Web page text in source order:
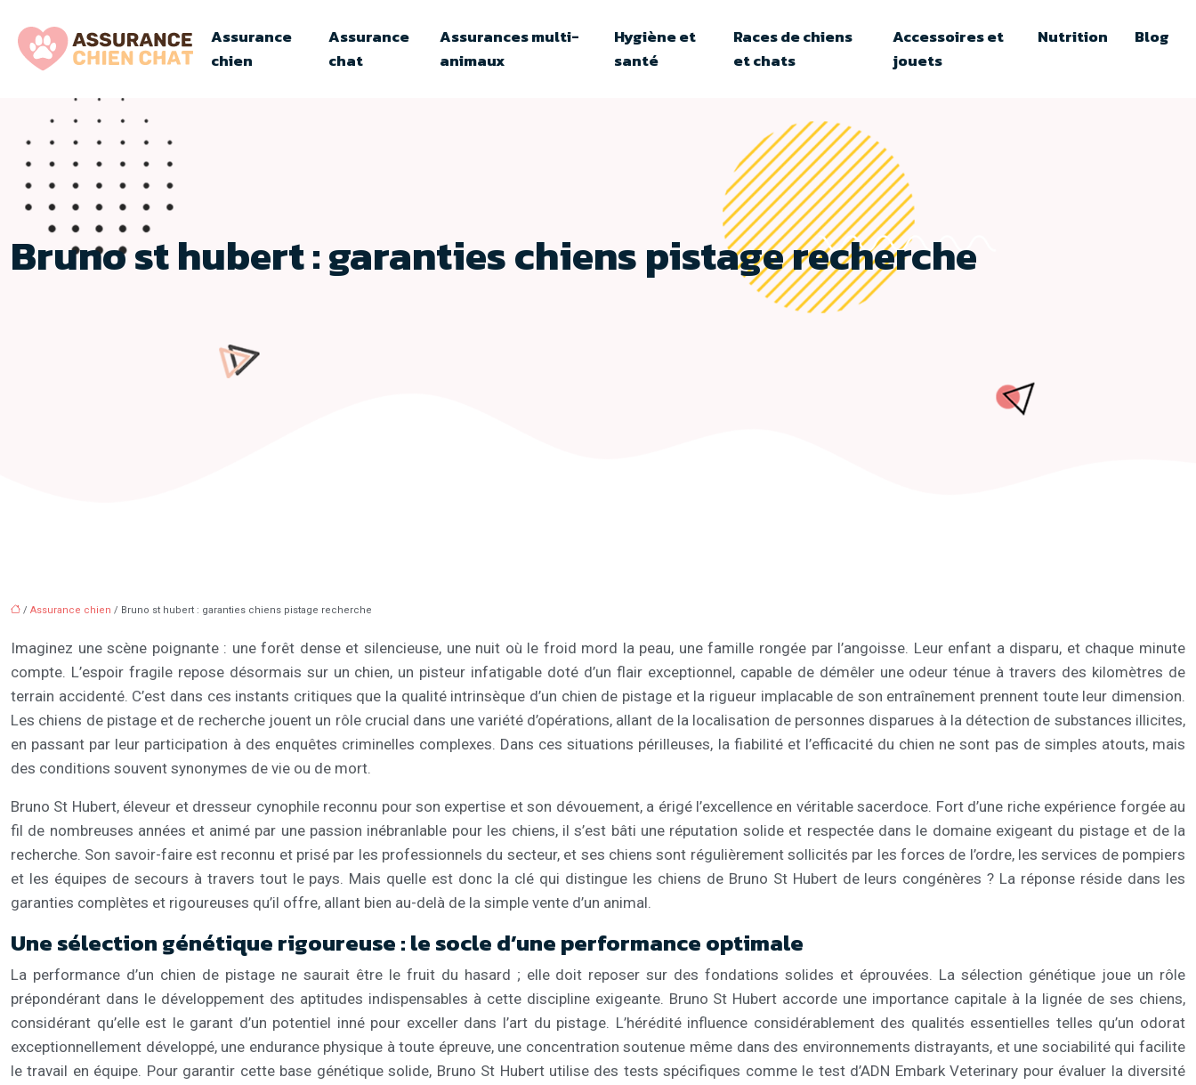
Assurance
chien
Assurance
chat
Assurances multi-
animaux
Hygiène et
santé
Races de chiens
et chats
Accessoires et
jouets
Nutrition Blog
Bruno st hubert : garanties chiens pistage recherche
/ Assurance chien / Bruno st hubert : garanties chiens pistage recherche
Imaginez une scène poignante : une forêt dense et silencieuse, une nuit où le froid mord la peau, une famille rongée par l’angoisse. Leur enfant a disparu, et chaque minute
compte. L’espoir fragile repose désormais sur un chien, un pisteur infatigable doté d’un flair exceptionnel, capable de démêler une odeur ténue à travers des kilomètres de
terrain accidenté. C’est dans ces instants critiques que la qualité intrinsèque d’un chien de pistage et la rigueur implacable de son entraînement prennent toute leur dimension.
Les chiens de pistage et de recherche jouent un rôle crucial dans une variété d’opérations, allant de la localisation de personnes disparues à la détection de substances illicites,
en passant par leur participation à des enquêtes criminelles complexes. Dans ces situations périlleuses, la fiabilité et l’efficacité du chien ne sont pas de simples atouts, mais
des conditions souvent synonymes de vie ou de mort.
Bruno St Hubert, éleveur et dresseur cynophile reconnu pour son expertise et son dévouement, a érigé l’excellence en véritable sacerdoce. Fort d’une riche expérience forgée au
fil de nombreuses années et animé par une passion inébranlable pour les chiens, il s’est bâti une réputation solide et respectée dans le domaine exigeant du pistage et de la
recherche. Son savoir-faire est reconnu et prisé par les professionnels du secteur, et ses chiens sont régulièrement sollicités par les forces de l’ordre, les services de pompiers
et les équipes de secours à travers tout le pays. Mais quelle est donc la clé qui distingue les chiens de Bruno St Hubert de leurs congénères ? La réponse réside dans les
garanties complètes et rigoureuses qu’il offre, allant bien au-delà de la simple vente d’un animal.
Une sélection génétique rigoureuse : le socle d’une performance optimale
La performance d’un chien de pistage ne saurait être le fruit du hasard ; elle doit reposer sur des fondations solides et éprouvées. La sélection génétique joue un rôle
prépondérant dans le développement des aptitudes indispensables à cette discipline exigeante. Bruno St Hubert accorde une importance capitale à la lignée de ses chiens,
considérant qu’elle est le garant d’un potentiel inné pour exceller dans l’art du pistage. L’hérédité influence considérablement des qualités essentielles telles qu’un odorat
exceptionnellement développé, une endurance physique à toute épreuve, une concentration soutenue même dans des environnements distrayants, et une sociabilité qui facilite
le travail en équipe. Pour garantir cette base génétique solide, Bruno St Hubert utilise des tests spécifiques comme le test d’ADN Embark Veterinary pour évaluer la diversité